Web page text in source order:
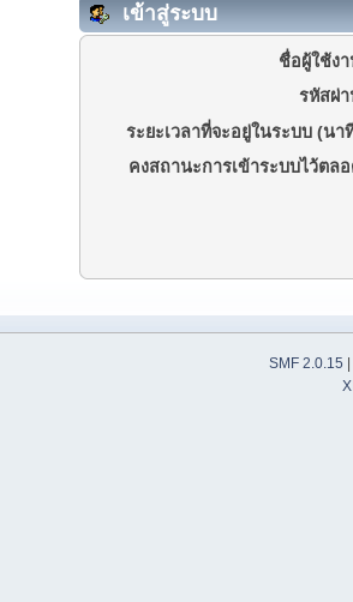
เข้าสู่ระบบ
ชื่อผู้ใช้ง
รหัสผ่
ระยะเวลาที่จะอยู่ในระบบ (นา
คงสถานะการเข้าระบบไว้ตล
SMF 2.0.15